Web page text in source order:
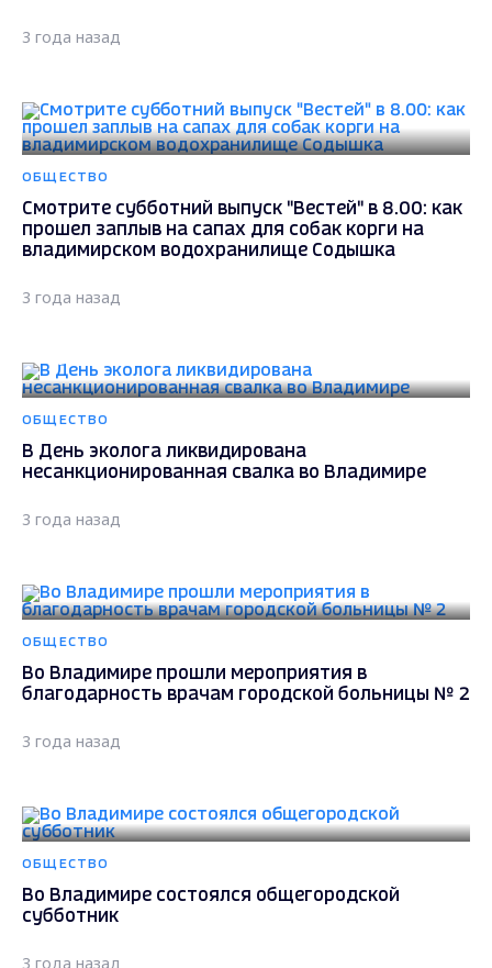
3 года назад
ОБЩЕСТВО
Смотрите субботний выпуск "Вестей" в 8.00: как
прошел заплыв на сапах для собак корги на
владимирском водохранилище Содышка
3 года назад
ОБЩЕСТВО
В День эколога ликвидирована
несанкционированная свалка во Владимире
3 года назад
ОБЩЕСТВО
Во Владимире прошли мероприятия в
благодарность врачам городской больницы № 2
3 года назад
ОБЩЕСТВО
Во Владимире состоялся общегородской
субботник
3 года назад